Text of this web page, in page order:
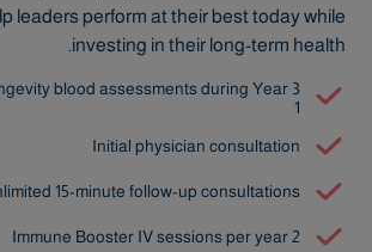
leaders perform at their best today while
investing in their long-term health.
blood assessments during Year
1
Initial physician consultation
15-minute follow-up consultations
2 Immune Booster IV sessions per year